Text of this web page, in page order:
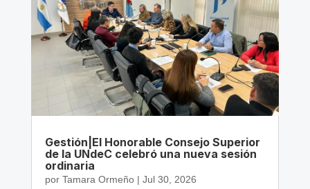
Gestión|El Honorable Consejo Superior
de la UNdeC celebró una nueva sesión
ordinaria
por Tamara Ormeño| Jul 30, 2026